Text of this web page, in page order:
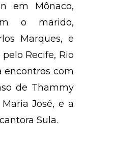
em Mônaco,
o marido,
Marques, e
Recife, Rio
encontros com
de Thammy
José, e a
Sula.